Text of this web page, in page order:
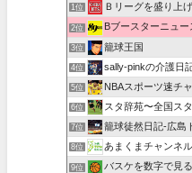
1位 Ｂリーグを盛り上
2位 Bブースターニュー
3位 籠球王国
4位 sally-pinkの介護日
5位 NBAスポーツ速チ
6位 スタ辞苑〜全国ス
7位 籠球徒然日記-広島
8位 あまくまチャンネル
9位 バスケを数字で見